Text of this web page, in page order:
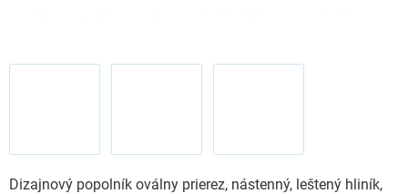
Dizajnový popolník oválny prierez, nástenný, leštený hliník,